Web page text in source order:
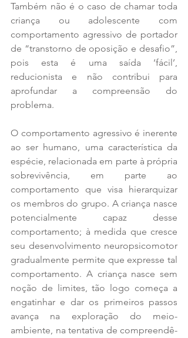
Também não é o caso de chamar toda
criança ou adolescente com
comportamento agressivo de portador
de “transtorno de oposição e desafio”,
pois esta é uma saída ‘fácil’,
reducionista e não contribui para
aprofundar a compreensão do
problema.
O comportamento agressivo é inerente
ao ser humano, uma característica da
espécie, relacionada em parte à própria
sobrevivência, em parte ao
comportamento que visa hierarquizar
os membros do grupo. A criança nasce
potencialmente capaz desse
comportamento; à medida que cresce
seu desenvolvimento neuropsicomotor
gradualmente permite que expresse tal
comportamento. A criança nasce sem
noção de limites, tão logo começa a
engatinhar e dar os primeiros passos
avança na exploração do meio-
ambiente, na tentativa de compreendê-